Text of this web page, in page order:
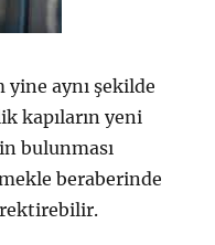
yine aynı şekilde
kapıların yeni
bulunması
beraberinde